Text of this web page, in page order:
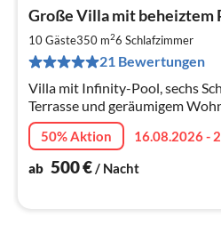
Große Villa mit beheiztem
10 Gäste350 m26 Schlafzimmer
21 Bewertungen
Villa mit Infinity-Pool, sechs
Terrasse und geräumigem
50% Aktion
16.08.2026 -
ab 500€/ Nacht